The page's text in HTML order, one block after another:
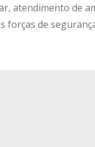
atendimento de
forças de